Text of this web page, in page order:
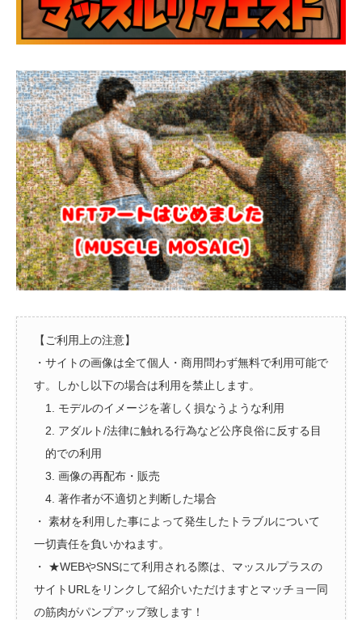
【ご利用上の注意】
・サイトの画像は全て個人・商用問わず無料で利用可能で
す。しかし以下の場合は利用を禁止します。
1. モデルのイメージを著しく損なうような利用
2. アダルト/法律に触れる行為など公序良俗に反する目
的での利用
3. 画像の再配布・販売
4. 著作者が不適切と判断した場合
・ 素材を利用した事によって発生したトラブルについて
一切責任を負いかねます。
・ ★WEBやSNSにて利用される際は、マッスルプラスの
サイトURLをリンクして紹介いただけますとマッチョ一同
の筋肉がパンプアップ致します！